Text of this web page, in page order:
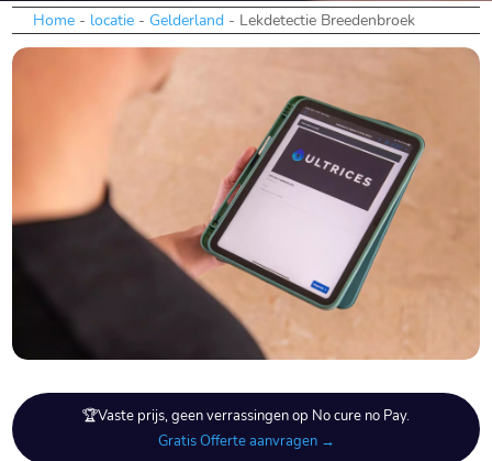
Home - locatie - Gelderland - Lekdetectie Breedenbroek
🏆Vaste prijs, geen verrassingen op No cure no Pay.
Gratis Offerte aanvragen →